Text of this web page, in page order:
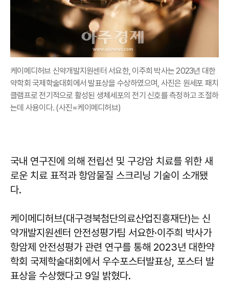
케이메디허브 신약개발지원센터 서요한, 이주희 박사는 2023년 대한
약학회 국제학술대회에서 발표상을 수상하였으며, 사진은 원세포 패치
클램프로 전기적으로 활성된 생체세포의 전기 신호를 측정하고 조절하
는데 사용이다. (사진=케이메디허브)
국내 연구진에 의해 전립선 및 구강암 치료를 위한 새
로운 치료 표적과 항암물질 스크리닝 기술이 소개됐
다.
케이메디허브(대구경북첨단의료산업진흥재단)는 신
약개발지원센터 안전성평가팀 서요한·이주희 박사가
항암제 안전성평가 관련 연구를 통해 2023년 대한약
학회 국제학술대회에서 우수포스터발표상, 포스터 발
표상을 수상했다고 9일 밝혔다.